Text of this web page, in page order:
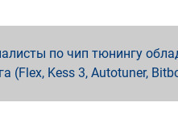
по чип тюнингу
(Flex, Kess 3, Autotuner,